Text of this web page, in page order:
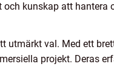
kunskap att
utmärkt val. Med ett
projekt. Deras